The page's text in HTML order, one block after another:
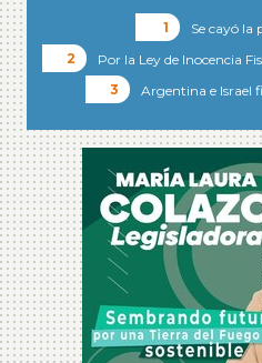
Se cayó la
Por la Ley de Inocencia
Argentina e Israel